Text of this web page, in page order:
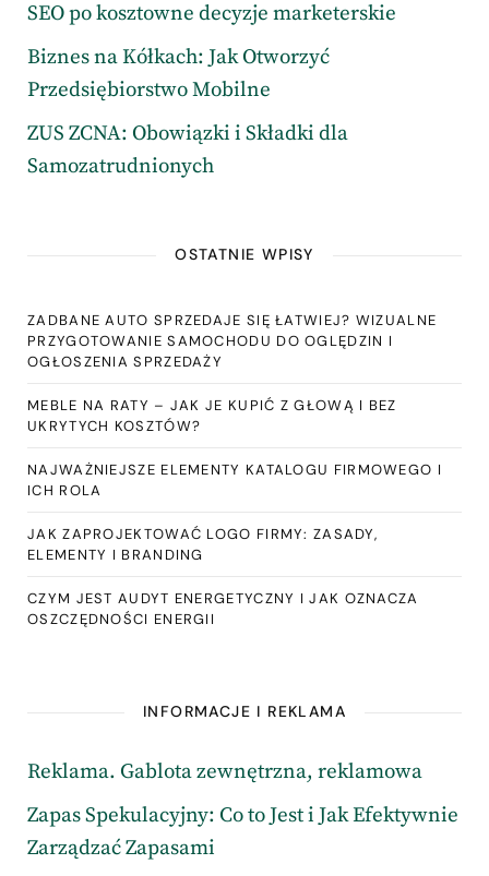
SEO po kosztowne decyzje marketerskie
Biznes na Kółkach: Jak Otworzyć
Przedsiębiorstwo Mobilne
ZUS ZCNA: Obowiązki i Składki dla
Samozatrudnionych
OSTATNIE WPISY
ZADBANE AUTO SPRZEDAJE SIĘ ŁATWIEJ? WIZUALNE
PRZYGOTOWANIE SAMOCHODU DO OGLĘDZIN I
OGŁOSZENIA SPRZEDAŻY
MEBLE NA RATY – JAK JE KUPIĆ Z GŁOWĄ I BEZ
UKRYTYCH KOSZTÓW?
NAJWAŻNIEJSZE ELEMENTY KATALOGU FIRMOWEGO I
ICH ROLA
JAK ZAPROJEKTOWAĆ LOGO FIRMY: ZASADY,
ELEMENTY I BRANDING
CZYM JEST AUDYT ENERGETYCZNY I JAK OZNACZA
OSZCZĘDNOŚCI ENERGII
INFORMACJE I REKLAMA
Reklama. Gablota zewnętrzna, reklamowa
Zapas Spekulacyjny: Co to Jest i Jak Efektywnie
Zarządzać Zapasami